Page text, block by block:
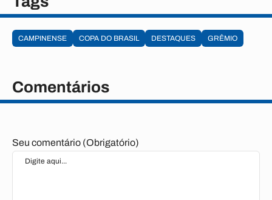
CAMPINENSE COPA DO BRASIL DESTAQUES GRÊMIO
Comentários
Seu comentário (Obrigatório)